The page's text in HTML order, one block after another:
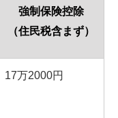
強制保険控除
（住民税含まず）
17万2000円